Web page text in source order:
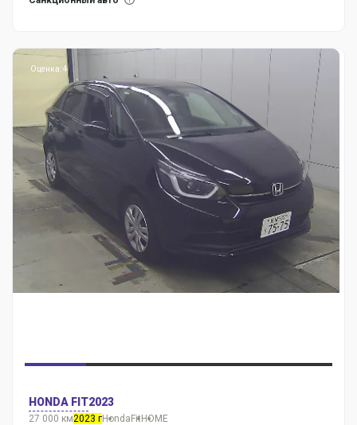
Оценка: 4
HONDA FIT2023
27 000 км2023 гHondaFitHOME